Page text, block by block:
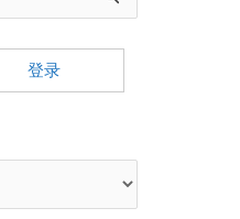
登录